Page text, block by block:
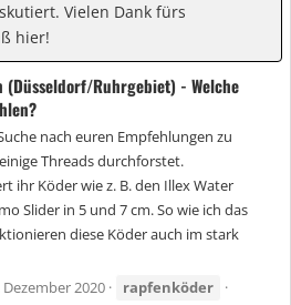
Vielen Dank fürs
hier!
(Düsseldorf/Ruhrgebiet) - Welche
nach euren Empfehlungen zu
Threads durchforstet.
ihr Köder wie z. B. den Illex Water
Slider in 5 und 7 cm. So wie ich das
diese Köder auch im stark
Dezember 2020
rapfenköder